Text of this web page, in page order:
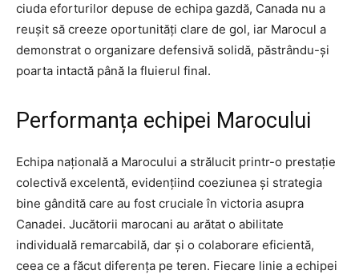
ciuda eforturilor depuse de echipa gazdă, Canada nu a
reușit să creeze oportunități clare de gol, iar Marocul a
demonstrat o organizare defensivă solidă, păstrându-și
poarta intactă până la fluierul final.
Performanța echipei Marocului
Echipa națională a Marocului a strălucit printr-o prestație
colectivă excelentă, evidențiind coeziunea și strategia
bine gândită care au fost cruciale în victoria asupra
Canadei. Jucătorii marocani au arătat o abilitate
individuală remarcabilă, dar și o colaborare eficientă,
ceea ce a făcut diferența pe teren. Fiecare linie a echipei